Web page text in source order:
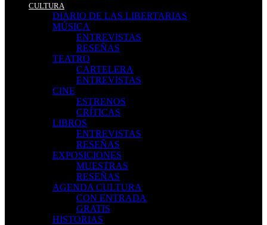
CULTURA
DIARIO DE LAS LIBERTARIAS
MÚSICA
ENTREVISTAS
RESEÑAS
TEATRO
CARTELERA
ENTREVISTAS
CINE
ESTRENOS
CRÍTICAS
LIBROS
ENTREVISTAS
RESEÑAS
EXPOSICIONES
MUESTRAS
RESEÑAS
AGENDA CULTURA
CON ENTRADA
GRATIS
HISTORIAS